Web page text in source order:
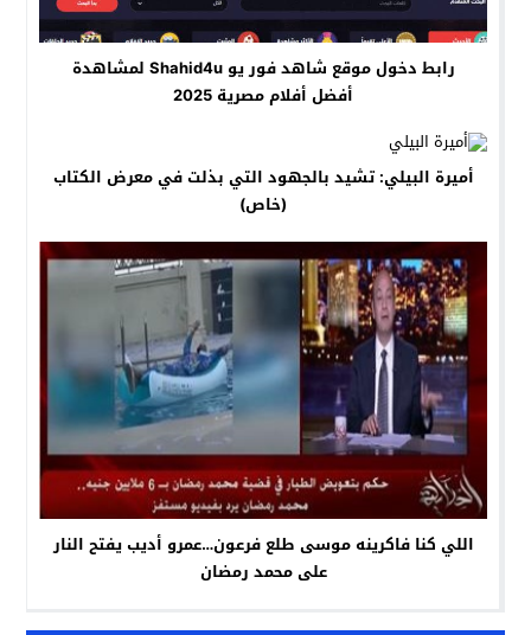
رابط دخول موقع شاهد فور يو Shahid4u لمشاهدة
أفضل أفلام مصرية 2025
أميرة البيلي: تشيد بالجهود التي بذلت في معرض الكتاب
(خاص)
اللي كنا فاكرينه موسى طلع فرعون…عمرو أديب يفتح النار
على محمد رمضان